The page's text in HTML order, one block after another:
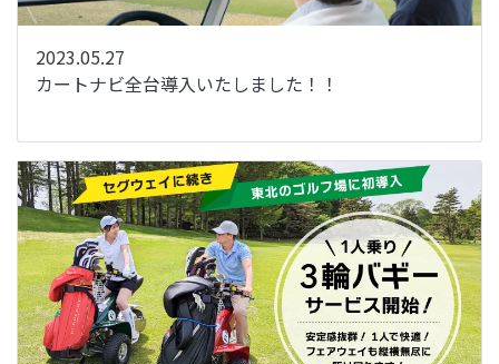
2023.05.27
カートナビ全台導入いたしました！！